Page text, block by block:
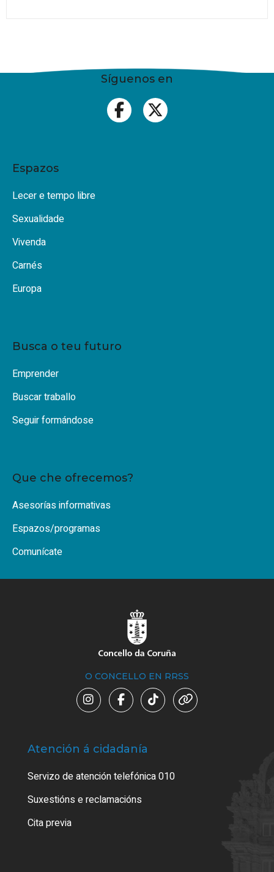
Síguenos en
Espazos
Lecer e tempo libre
Sexualidade
Vivenda
Carnés
Europa
Busca o teu futuro
Emprender
Buscar traballo
Seguir formándose
Que che ofrecemos?
Asesorías informativas
Espazos/programas
Comunícate
O CONCELLO EN RRSS
Atención á cidadanía
Servizo de atención telefónica 010
Suxestións e reclamacións
Cita previa